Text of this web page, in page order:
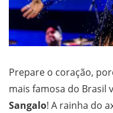
Prepare o coração,
mais famosa do Brasil
Sangalo! A rainha do